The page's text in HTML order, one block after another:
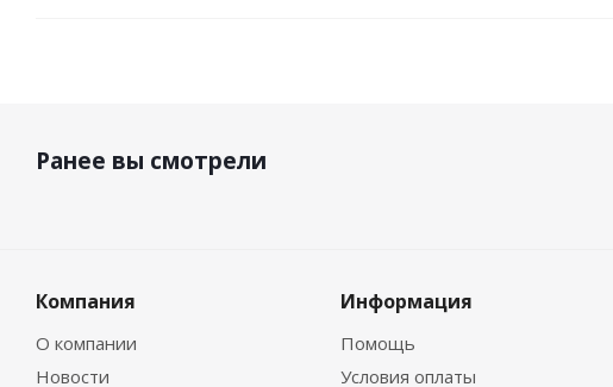
Ранее вы смотрели
Компания
О компании
Новости
Информация
Помощь
Условия оплаты